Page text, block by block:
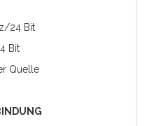
24 Bit
Bit
Quelle